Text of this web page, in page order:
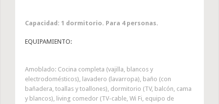
Capacidad: 1 dormitorio. Para 4 personas.
EQUIPAMIENTO:
Amoblado: Cocina completa (vajilla, blancos y
electrodomésticos), lavadero (lavarropa), baño (con
bañadera, toallas y toallones), dormitorio (TV, balcón, cama
y blancos), living comedor (TV-cable, Wi Fi, equipo de